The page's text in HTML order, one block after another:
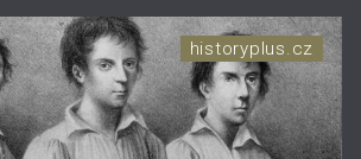
historyplus.cz